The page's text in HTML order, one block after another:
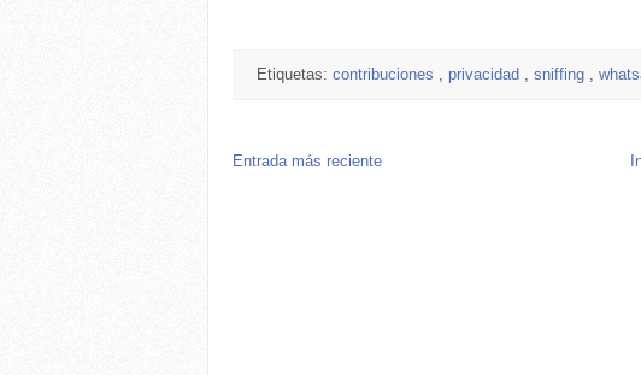
Etiquetas: contribuciones , privacidad , sniffing ,
Entrada más reciente